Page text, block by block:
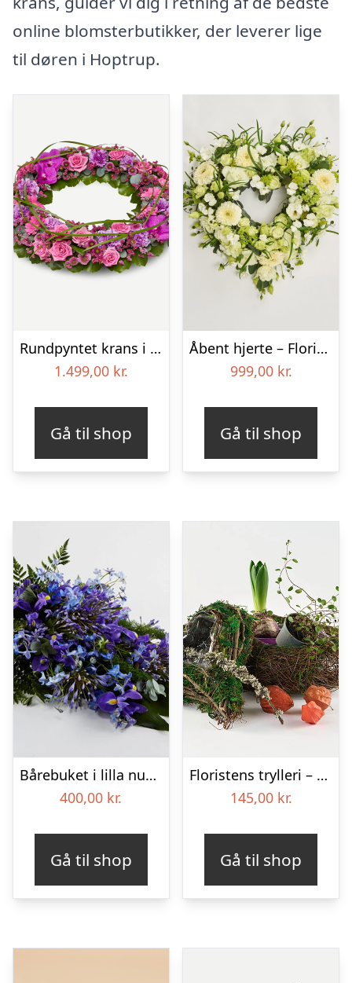
online blomsterbutikker, der leverer lige
til døren i Hoptrup.
Rundpyntet krans i klassisk stil – pink
1.499,00 kr.
Gå til shop
Åbent hjerte – Floristens kreative valg
999,00 kr.
Gå til shop
Bårebuket i lilla nuancer – Blomster til begravelse
400,00 kr.
Gå til shop
Floristens trylleri – gravpynt – Blomster til begravelse
145,00 kr.
Gå til shop